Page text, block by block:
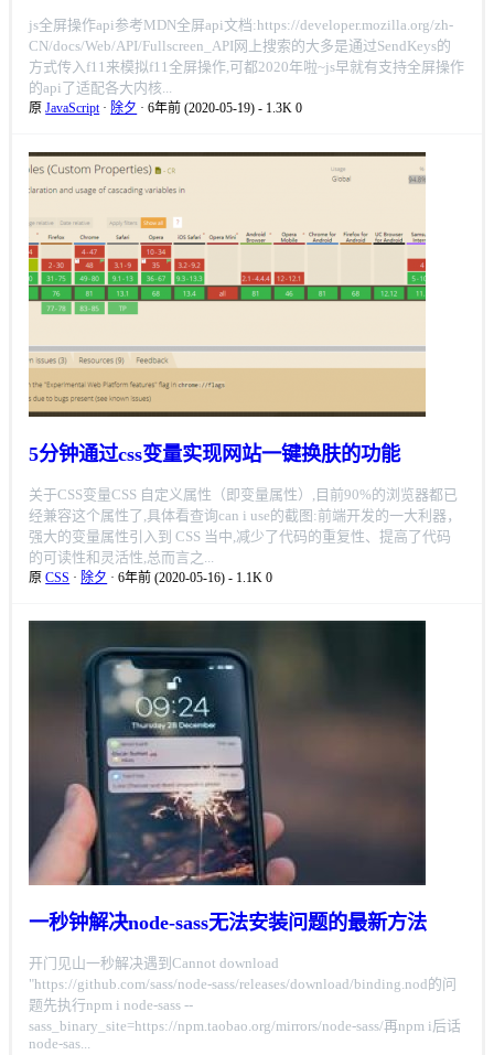
js全屏操作api参考MDN全屏api文档:https://developer.mozilla.org/zh-
CN/docs/Web/API/Fullscreen_API网上搜索的大多是通过SendKeys的
方式传入f11来模拟f11全屏操作,可都2020年啦~js早就有支持全屏操作
的api了适配各大内核...
原 JavaScript· 除夕 · 6年前 (2020-05-19)- 1.3K0
5分钟通过css变量实现网站一键换肤的功能
关于CSS变量CSS 自定义属性（即变量属性）,目前90%的浏览器都已
经兼容这个属性了,具体看查询can i use的截图:前端开发的一大利器，
强大的变量属性引入到 CSS 当中,减少了代码的重复性、提高了代码
的可读性和灵活性,总而言之...
原 CSS · 除夕 · 6年前 (2020-05-16)- 1.1K0
一秒钟解决node-sass无法安装问题的最新方法
开门见山一秒解决遇到Cannot download
"https://github.com/sass/node-sass/releases/download/binding.nod的问
题先执行npm i node-sass --
sass_binary_site=https://npm.taobao.org/mirrors/node-sass/再npm i后话
node-sas...